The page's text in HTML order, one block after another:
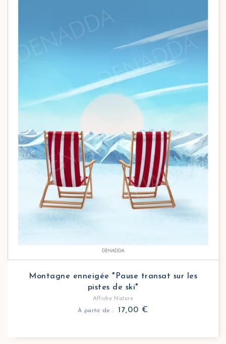
Montagne enneigée "Pause transat sur les
pistes de ski"
Affiche Nature
À partir de : 17,00 €